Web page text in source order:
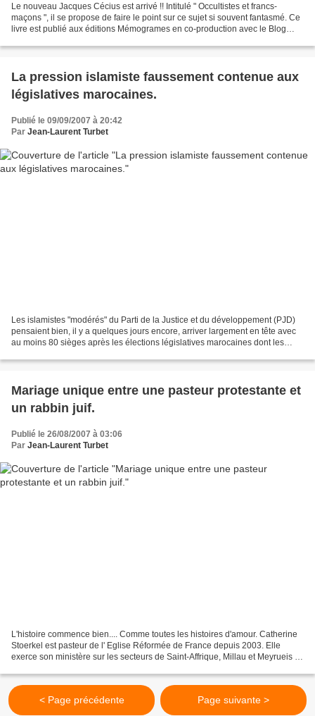
Le nouveau Jacques Cécius est arrivé !! Intitulé " Occultistes et francs-
maçons ", il se propose de faire le point sur ce sujet si souvent fantasmé. Ce
livre est publié aux éditions Mémogrames en co-production avec le Blog
La pression islamiste faussement contenue aux
législatives marocaines.
Publié le 09/09/2007 à 20:42
Par Jean-Laurent Turbet
Les islamistes "modérés" du Parti de la Justice et du développement (PJD)
pensaient bien, il y a quelques jours encore, arriver largement en tête avec
au moins 80 sièges après les élections législatives marocaines dont les
Mariage unique entre une pasteur protestante et
un rabbin juif.
Publié le 26/08/2007 à 03:06
Par Jean-Laurent Turbet
L'histoire commence bien.... Comme toutes les histoires d'amour. Catherine
Stoerkel est pasteur de l' Eglise Réformée de France depuis 2003. Elle
exerce son ministère sur les secteurs de Saint-Affrique, Millau et Meyrueis .
< Page précédente Page suivante >